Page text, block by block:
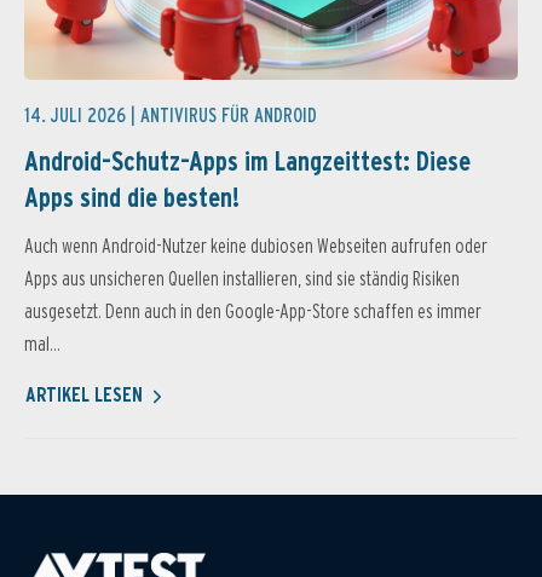
14. JULI 2026 | ANTIVIRUS FÜR ANDROID
Android-Schutz-Apps im Langzeittest: Diese
Apps sind die besten!
Auch wenn Android-Nutzer keine dubiosen Webseiten aufrufen oder
Apps aus unsicheren Quellen installieren, sind sie ständig Risiken
ausgesetzt. Denn auch in den Google-App-Store schaffen es immer
mal...
ARTIKEL LESEN